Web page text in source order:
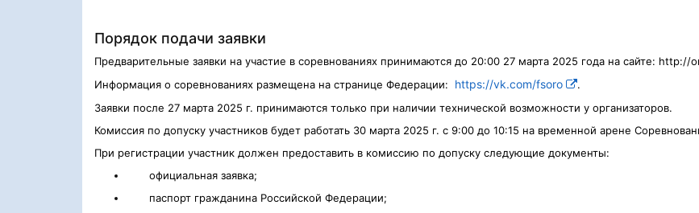
Порядок подачи заявки
Предварительные заявки на участие в соревнованиях принимаются до 20:00 27 марта 2025 года на сайте: http://
Информация о соревнованиях размещена на странице Федерации: https://vk.com/fsoro
.
Заявки после 27 марта 2025 г. принимаются только при наличии технической возможности у организаторов.
Комиссия по допуску участников будет работать 30 марта 2025 г. с 9:00 до 10:15 на временной арене
При регистрации участник должен предоставить в комиссию по допуску следующие документы:
официальная заявка;
паспорт гражданина Российской Федерации;